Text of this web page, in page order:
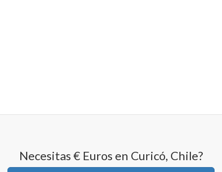
Necesitas € Euros en Curicó, Chile?